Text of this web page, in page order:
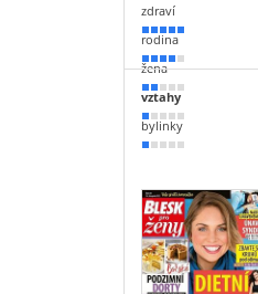
zdraví
100 %
rodina
80 %
žena
40 %
vztahy
20 %
bylinky
10 %